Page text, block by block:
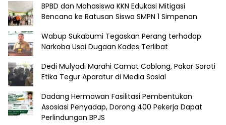
BPBD dan Mahasiswa KKN Edukasi Mitigasi
Bencana ke Ratusan Siswa SMPN 1 Simpenan
Wabup Sukabumi Tegaskan Perang terhadap
Narkoba Usai Dugaan Kades Terlibat
Dedi Mulyadi Marahi Camat Coblong, Pakar Soroti
Etika Tegur Aparatur di Media Sosial
Dadang Hermawan Fasilitasi Pembentukan
Asosiasi Penyadap, Dorong 400 Pekerja Dapat
Perlindungan BPJS